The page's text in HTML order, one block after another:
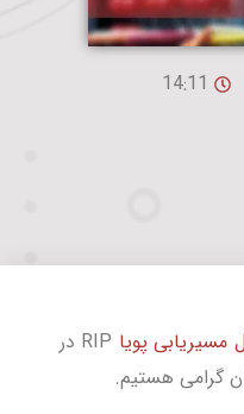
14:11
مسیریابی پویا
RIP در
گرامی هستیم.